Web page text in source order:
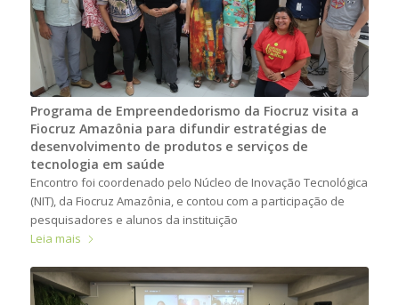
Programa de Empreendedorismo da Fiocruz visita a
Fiocruz Amazônia para difundir estratégias de
desenvolvimento de produtos e serviços de
tecnologia em saúde
Encontro foi coordenado pelo Núcleo de Inovação Tecnológica
(NIT), da Fiocruz Amazônia, e contou com a participação de
pesquisadores e alunos da instituição
Leia mais